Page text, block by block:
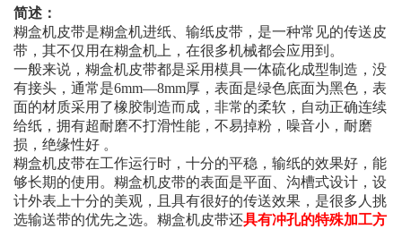
简述：
糊盒机皮带是糊盒机进纸、输纸皮带，是一种常见的传送皮
带，其不仅用在糊盒机上，在很多机械都会应用到。
一般来说，糊盒机皮带都是采用模具一体硫化成型制造，没
有接头，通常是6mm—8mm厚，表面是绿色底面为黑色，表
面的材质采用了橡胶制造而成，非常的柔软，自动正确连续
给纸，拥有超耐磨不打滑性能，不易掉粉，噪音小，耐磨
损，绝缘性好 。
糊盒机皮带在工作运行时，十分的平稳，输纸的效果好，能
够长期的使用。糊盒机皮带的表面是平面、沟槽式设计，设
计外表上十分的美观，且具有很好的传送效果，是很多人挑
选输送带的优先之选。糊盒机皮带还具有冲孔的特殊加工方